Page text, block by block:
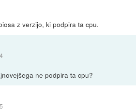
z verzijo, ki podpira ta cpu.
ne podpira ta cpu?